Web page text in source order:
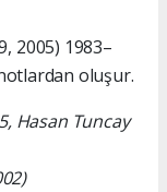
2005) 1983–
oluşur.
Hasan Tuncay